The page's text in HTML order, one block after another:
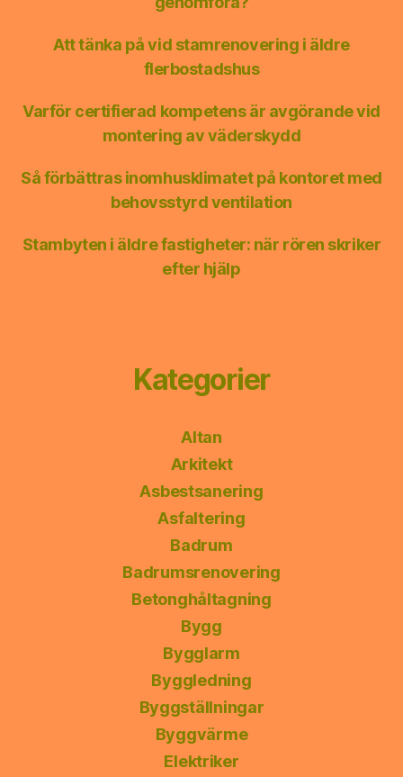
Att tänka på vid stamrenovering i äldre
flerbostadshus
Varför certifierad kompetens är avgörande vid
montering av väderskydd
Så förbättras inomhusklimatet på kontoret med
behovsstyrd ventilation
Stambyten i äldre fastigheter: när rören skriker
efter hjälp
Kategorier
Altan
Arkitekt
Asbestsanering
Asfaltering
Badrum
Badrumsrenovering
Betonghåltagning
Bygg
Bygglarm
Byggledning
Byggställningar
Byggvärme
Elektriker